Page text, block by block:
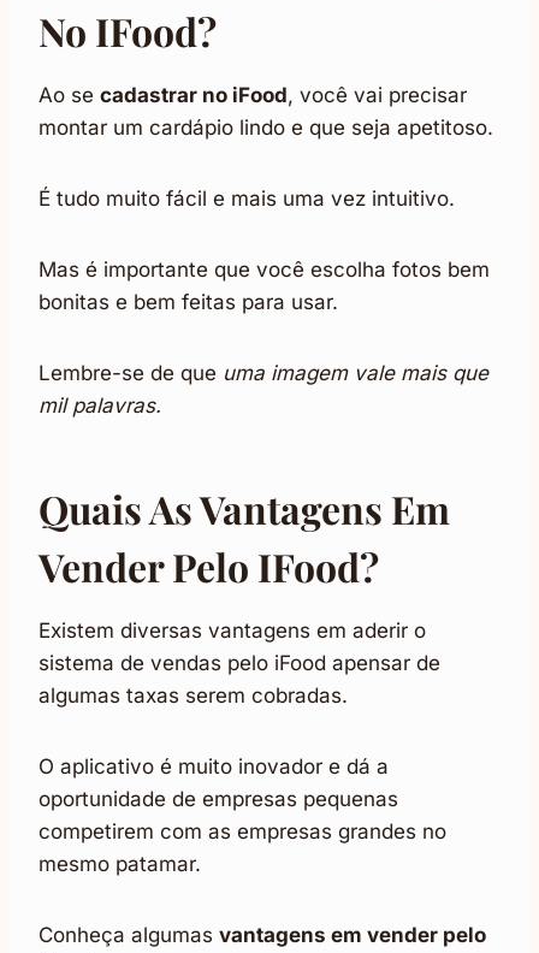
No IFood?
Ao se cadastrar no iFood, você vai precisar
montar um cardápio lindo e que seja apetitoso.
É tudo muito fácil e mais uma vez intuitivo.
Mas é importante que você escolha fotos bem
bonitas e bem feitas para usar.
Lembre-se de que uma imagem vale mais que
mil palavras.
Quais As Vantagens Em
Vender Pelo IFood?
Existem diversas vantagens em aderir o
sistema de vendas pelo iFood apensar de
algumas taxas serem cobradas.
O aplicativo é muito inovador e dá a
oportunidade de empresas pequenas
competirem com as empresas grandes no
mesmo patamar.
Conheça algumas vantagens em vender pelo